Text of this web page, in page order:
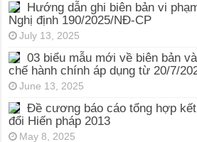
Hướng dẫn ghi biên bản vi
Nghị định 190/2025/NĐ-CP
July 13, 2025
03 biểu mẫu mới về biên bản
chế hành chính áp dụng từ 20/7/
June 13, 2025
Đề cương báo cáo tổng hợp
đổi Hiến pháp 2013
May 8, 2025